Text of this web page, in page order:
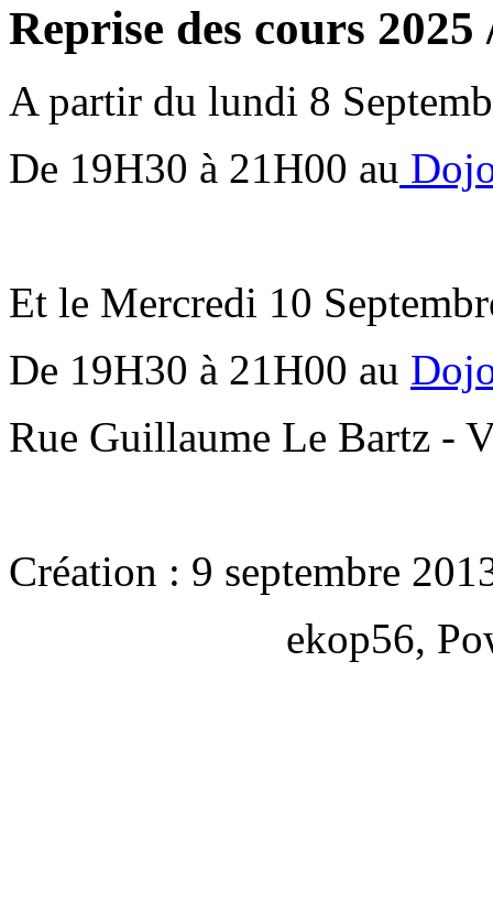
Reprise des cours 2025
A partir du lundi 8
De 19H30 à 21H00 au
Et le Mercredi 10
De 19H30 à 21H00 au
Rue Guillaume Le Bartz -
Création : 9 septembre
ekop56,